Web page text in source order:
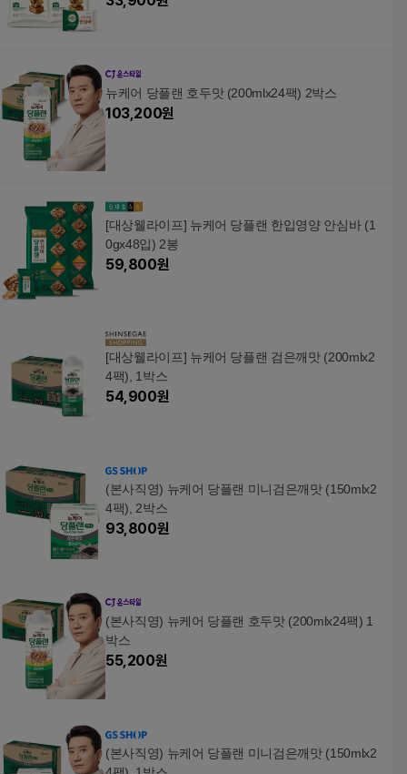
뉴케어 당플랜 호두맛 (200mlx24팩) 2박스
103,200원
[대상웰라이프] 뉴케어 당플랜 한입영양 안심바 (1
0gx48입) 2봉
59,800원
[대상웰라이프] 뉴케어 당플랜 검은깨맛 (200mlx2
4팩), 1박스
54,900원
(본사직영) 뉴케어 당플랜 미니검은깨맛 (150mlx2
4팩), 2박스
93,800원
(본사직영) 뉴케어 당플랜 호두맛 (200mlx24팩) 1
박스
55,200원
(본사직영) 뉴케어 당플랜 미니검은깨맛 (150mlx2